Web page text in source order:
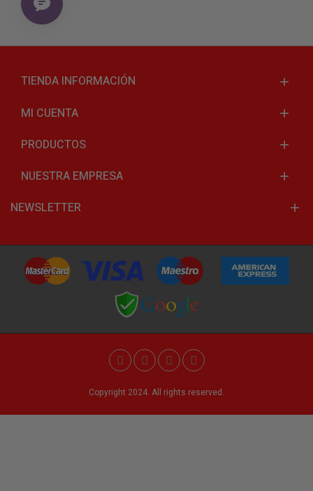
TIENDA INFORMACIÓN
MI CUENTA
PRODUCTOS
NUESTRA EMPRESA
NEWSLETTER
Copyright 2024. All rights reserved.